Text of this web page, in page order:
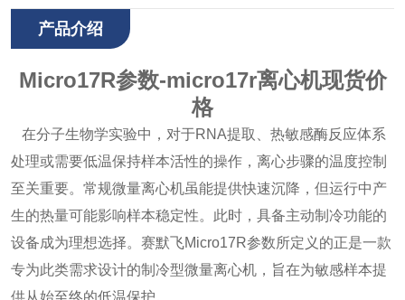
产品介绍
Micro17R参数-micro17r离心机现货价
格
在分子生物学实验中，对于RNA提取、热敏感酶反应体系
处理或需要低温保持样本活性的操作，离心步骤的温度控制
至关重要。常规微量离心机虽能提供快速沉降，但运行中产
生的热量可能影响样本稳定性。此时，具备主动制冷功能的
设备成为理想选择。赛默飞Micro17R参数所定义的正是一款
专为此类需求设计的制冷型微量离心机，旨在为敏感样本提
供从始至终的低温保护。